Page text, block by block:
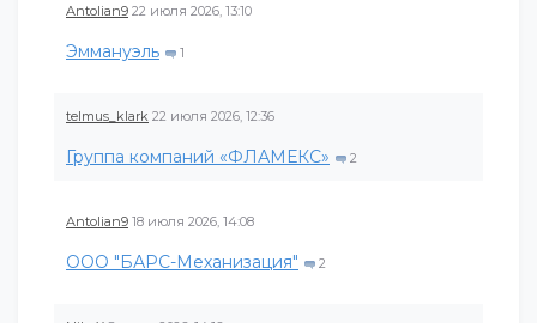
Antolian9 22 июля 2026, 13:10
Эммануэль 1
telmus_klark 22 июля 2026, 12:36
Группа компаний «ФЛАМЕКС» 2
Antolian9 18 июля 2026, 14:08
ООО "БАРС-Механизация" 2